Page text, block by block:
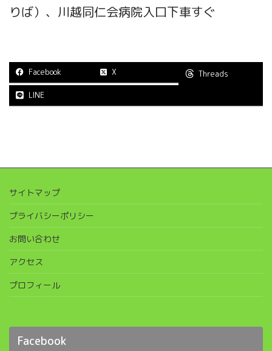
りば）、川越同仁会病院入口下車すぐ
Facebook X
Threads
LINE
サイトマップ
プライバシーポリシー
お問い合わせ
アクセス
プロフィール
Facebook